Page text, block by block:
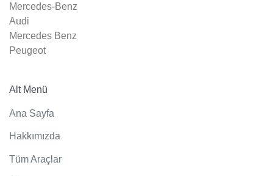
Citroën C-Elysée 1.6 HDi Exclusive
Mercedes-Benz
Audi
Mercedes Benz
Peugeot
Alt Menü
Ana Sayfa
Hakkımızda
Tüm Araçlar